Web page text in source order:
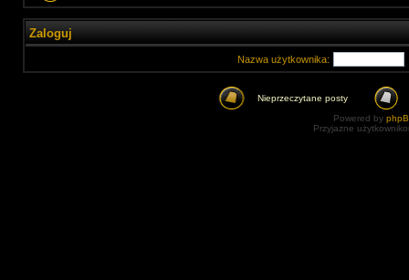
Zaloguj
Nazwa użytkownika:
Nieprzeczytane posty
Powered by
Przyjazne